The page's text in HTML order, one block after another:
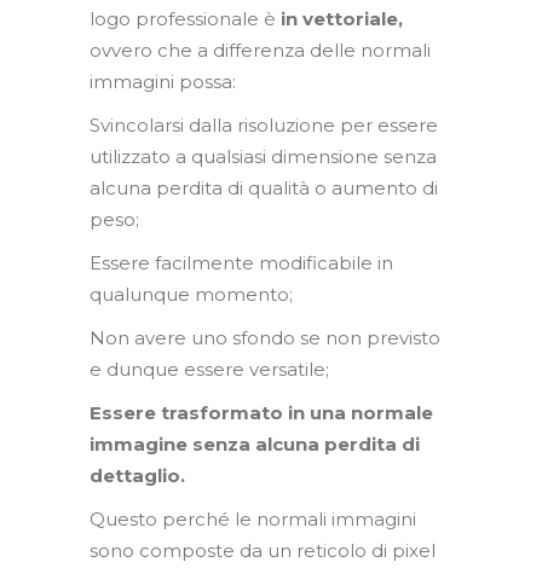
logo professionale è in vettoriale,
ovvero che a differenza delle normali
immagini possa:
Svincolarsi dalla risoluzione per essere
utilizzato a qualsiasi dimensione senza
alcuna perdita di qualità o aumento di
peso;
Essere facilmente modificabile in
qualunque momento;
Non avere uno sfondo se non previsto
e dunque essere versatile;
Essere trasformato in una normale
immagine senza alcuna perdita di
dettaglio.
Questo perché le normali immagini
sono composte da un reticolo di pixel